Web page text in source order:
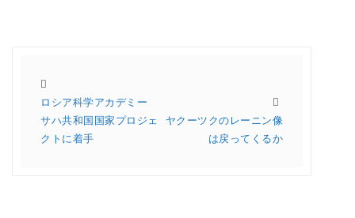
ロシア科学アカデミー
サハ共和国国家プロジェ
クトに着手
ヤクーツクのレーニン像
は戻ってくるか